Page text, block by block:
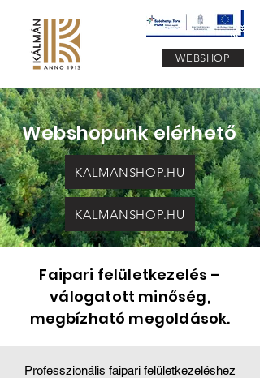
WEBSHOP
Webshopunk elérhető
KALMANSHOP.HU
KALMANSHOP.HU
Faipari felületkezelés –
válogatott minőség,
megbízható megoldások.
Professzionális faipari felületkezeléshez